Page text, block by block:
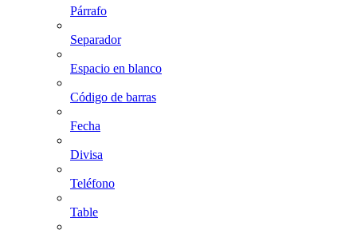
Párrafo
Separador
Espacio en blanco
Código de barras
Fecha
Divisa
Teléfono
Table